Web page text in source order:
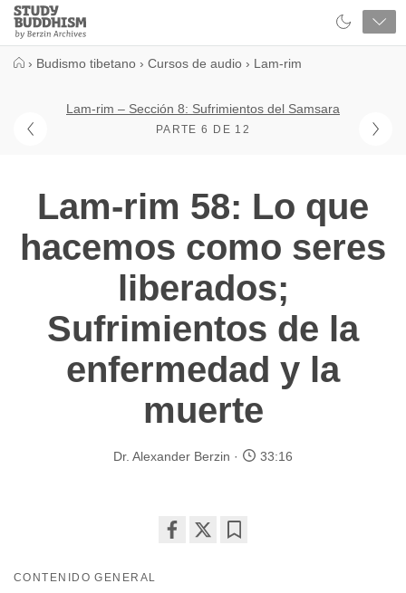
Close
Study
Buddhism
› Budismo tibetano › Cursos de audio › Lam-rim
Lam-rim – Sección 8: Sufrimientos del Samsara
PARTE 6 DE 12
Lam-rim 58: Lo que
hacemos como seres
liberados;
Sufrimientos de la
enfermedad y la
muerte
Dr. Alexander Berzin 33:16
CONTENIDO GENERAL